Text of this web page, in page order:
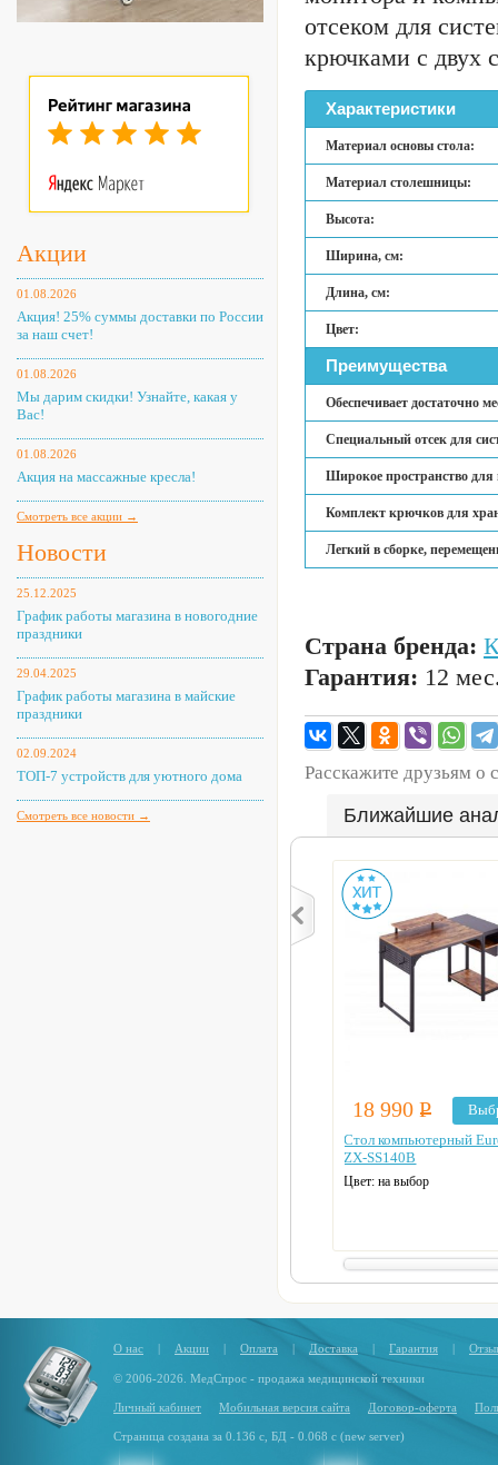
Акции
01.08.2026
Акция! 25% суммы доставки по России
за наш счет!
01.08.2026
Мы дарим скидки! Узнайте, какая у
Вас!
01.08.2026
Акция на массажные кресла!
Смотреть все акции →
Новости
25.12.2025
График работы магазина в новогодние
праздники
29.04.2025
График работы магазина в майские
праздники
02.09.2024
ТОП-7 устройств для уютного дома
Смотреть все новости →
отсеком для
крючками с двух
Характеристики
Материал основы стола:
Материал столешницы:
Высота:
Ширина, см:
Длина, см:
Цвет:
Преимущества
Обеспечивает достаточно
Специальный отсек для
Широкое пространство для
Комплект крючков для
Легкий в сборке,
Страна бренда:
Гарантия: 12
Расскажите друзьям о
Ближайшие
18 990Р
Стол компьютерный
ZX-SS140B
Цвет: на выбор
О нас | Акции | Оплата | Доставка | Гарантия |
© 2006-2026. МедСпрос - продажа медицинской техники
Личный кабинет Мобильная версия сайта Договор-оферта
Страница создана за 0.136 с, БД - 0.068 с (new server)